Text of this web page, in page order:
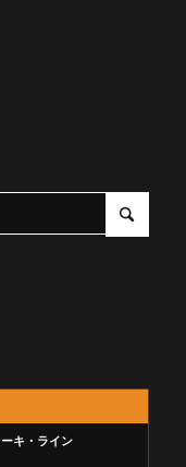
キ・ライン